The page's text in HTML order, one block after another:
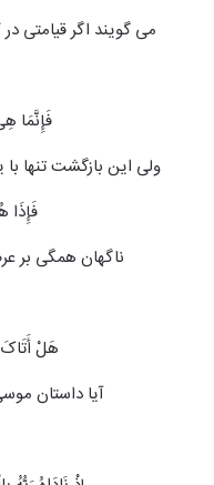
می گویند اگر قیامتی در
فَإِنَّمَا
ولی این بازگشت تنها
فَإِذَا
ناگهان همگی بر
هَلْ
آیا داستان